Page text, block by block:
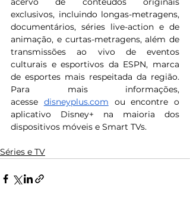
exclusivos, incluindo longas-metragens,
documentários, séries live-action e de
animação, e curtas-metragens, além de
transmissões ao vivo de eventos
culturais e esportivos da ESPN, marca
de esportes mais respeitada da região.
Para mais informações,
acesse disneyplus.com ou encontre o
aplicativo Disney+ na maioria dos
dispositivos móveis e Smart TVs.
Séries e TV